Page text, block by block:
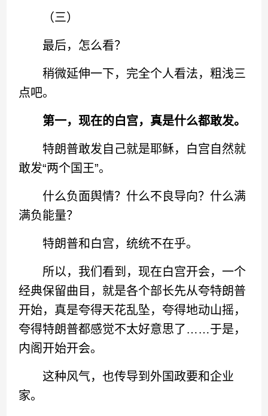
（三）
最后，怎么看？
稍微延伸一下，完全个人看法，粗浅三
点吧。
第一，现在的白宫，真是什么都敢发。
特朗普敢发自己就是耶稣，白宫自然就
敢发“两个国王”。
什么负面舆情？什么不良导向？什么满
满负能量？
特朗普和白宫，统统不在乎。
所以，我们看到，现在白宫开会，一个
经典保留曲目，就是各个部长先从夸特朗普
开始，真是夸得天花乱坠，夸得地动山摇，
夸得特朗普都感觉不太好意思了……于是，
内阁开始开会。
这种风气，也传导到外国政要和企业
家。